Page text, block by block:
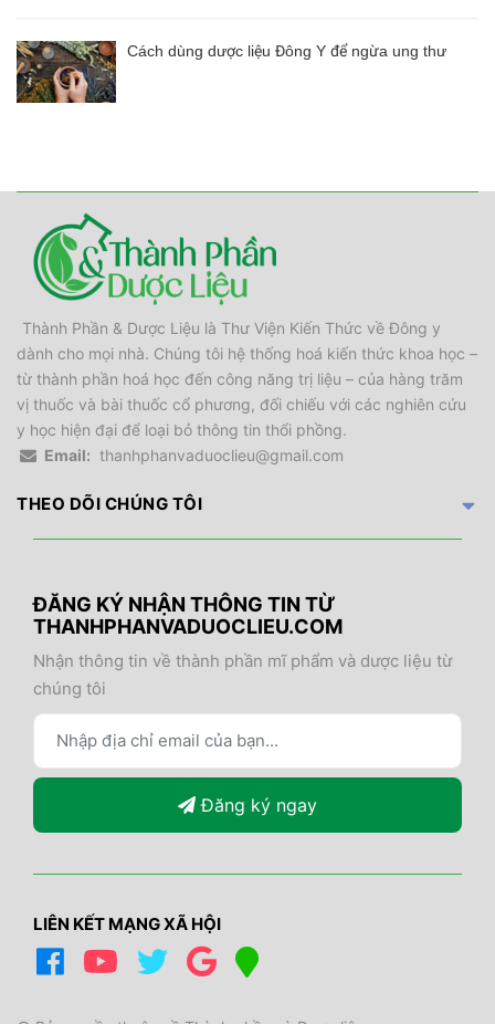
Cách dùng dược liệu Đông Y để ngừa ung thư
Thành Phần & Dược Liệu là Thư Viện Kiến Thức về Đông y
dành cho mọi nhà. Chúng tôi hệ thống hoá kiến thức khoa học –
từ thành phần hoá học đến công năng trị liệu – của hàng trăm
vị thuốc và bài thuốc cổ phương, đối chiếu với các nghiên cứu
y học hiện đại để loại bỏ thông tin thổi phồng.
Email: thanhphanvaduoclieu@gmail.com
THEO DÕI CHÚNG TÔI
ĐĂNG KÝ NHẬN THÔNG TIN TỪ
THANHPHANVADUOCLIEU.COM
Nhận thông tin về thành phần mĩ phẩm và dược liệu từ
chúng tôi
Đăng ký ngay
LIÊN KẾT MẠNG XÃ HỘI